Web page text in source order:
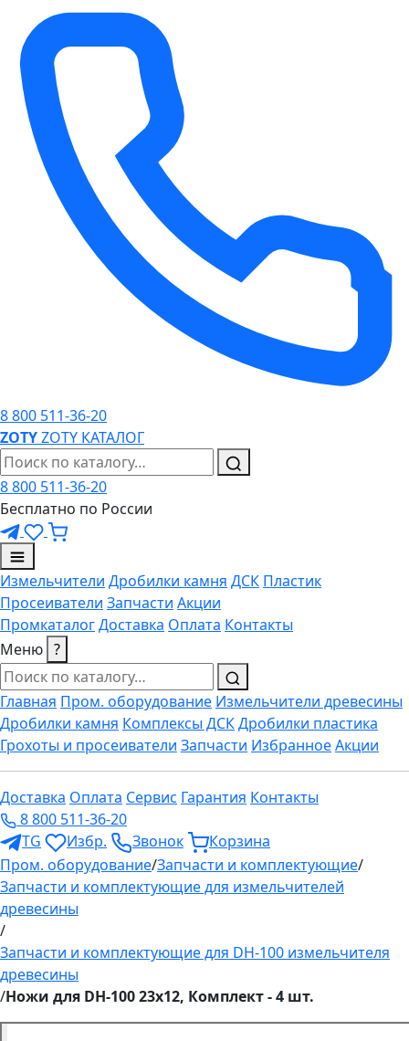
8 800 511-36-20
ZOTYZOTY КАТАЛОГ
8 800 511-36-20
Бесплатно по России
Измельчители Дробилки камня ДСК Пластик
Просеиватели Запчасти Акции
ПромкаталогДоставка Оплата Контакты
Меню ?
Главная Пром. оборудование Измельчители древесины
Дробилки камня Комплексы ДСКДробилки пластика
Грохоты и просеиватели Запчасти ИзбранноеАкции
Доставка Оплата Сервис Гарантия Контакты
8 800 511-36-20
TG
Избр. Звонок
Корзина
Пром. оборудование/Запчасти и комплектующие/
Запчасти и комплектующие для измельчителей
древесины
/
Запчасти и комплектующие для DH-100 измельчителя
древесины
/Ножи для DH-100 23х12, Комплект - 4 шт.